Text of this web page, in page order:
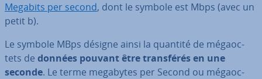
Megabits per second, dont le symbole est Mbps (avec un
petit b).
Le symbole MBps désigne ainsi la quantité de mé­gaoc­
tets de données pouvant être trans­fé­rés en une
seconde. Le terme megabytes per Second ou mé­gaoc­